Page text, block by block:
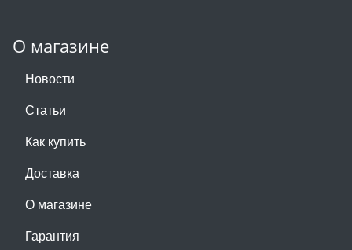
О магазине
Новости
Статьи
Как купить
Доставка
О магазине
Гарантия